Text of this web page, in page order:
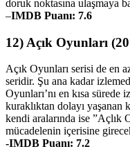
doruk noktasına ulaşmaya
–IMDB Puanı: 7.6
12) Açık Oyunları
Açık Oyunları serisi de en
seridir. Şu ana kadar
Oyunları’nı en kısa
kuraklıktan dolayı yaşanan
kendi aralarında ise ”Açlık
mücadelenin içerisine
-IMDB Puanı: 7.2